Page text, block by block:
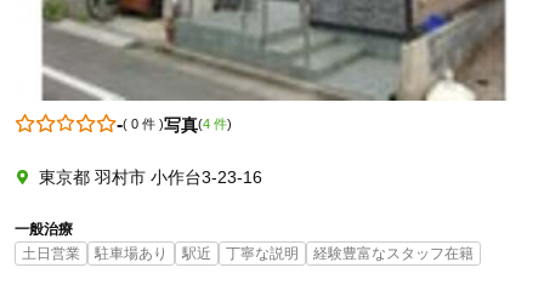
-( 0 件)写真(4 件)
東京都 羽村市 小作台3-23-16
一般治療
土日営業
駐車場あり 駅近 丁寧な説明 経験豊富なスタッフ在籍
0425557891